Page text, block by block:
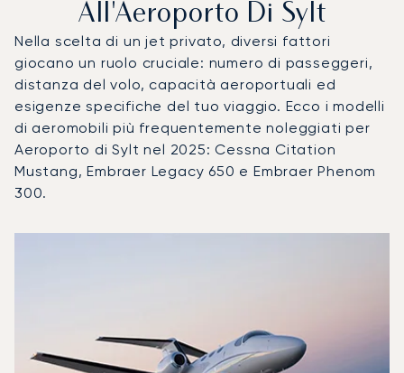
All'Aeroporto Di Sylt
Nella scelta di un jet privato, diversi fattori
giocano un ruolo cruciale: numero di passeggeri,
distanza del volo, capacità aeroportuali ed
esigenze specifiche del tuo viaggio. Ecco i modelli
di aeromobili più frequentemente noleggiati per
Aeroporto di Sylt nel 2025: Cessna Citation
Mustang, Embraer Legacy 650 e Embraer Phenom
300.